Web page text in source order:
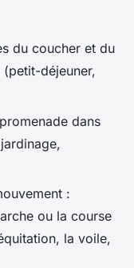
du coucher et du
(petit-déjeuner,
dans
:
ou la course
la voile,